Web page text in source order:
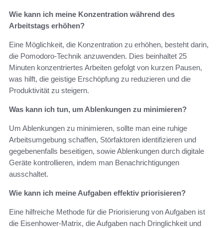
Wie kann ich meine Konzentration während des
Arbeitstags erhöhen?
Eine Möglichkeit, die Konzentration zu erhöhen, besteht darin,
die Pomodoro-Technik anzuwenden. Dies beinhaltet 25
Minuten konzentriertes Arbeiten gefolgt von kurzen Pausen,
was hilft, die geistige Erschöpfung zu reduzieren und die
Produktivität zu steigern.
Was kann ich tun, um Ablenkungen zu minimieren?
Um Ablenkungen zu minimieren, sollte man eine ruhige
Arbeitsumgebung schaffen, Störfaktoren identifizieren und
gegebenenfalls beseitigen, sowie Ablenkungen durch digitale
Geräte kontrollieren, indem man Benachrichtigungen
ausschaltet.
Wie kann ich meine Aufgaben effektiv priorisieren?
Eine hilfreiche Methode für die Priorisierung von Aufgaben ist
die Eisenhower-Matrix, die Aufgaben nach Dringlichkeit und